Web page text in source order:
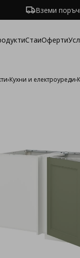
Вземи
СтаиОферти
›Кухни и електроуреди›